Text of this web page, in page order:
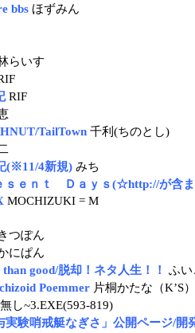
bbs ほずみん
らいす
RIF
TailTown 千利(ちのとし)
(※11/4新規) みち
ｓｅｎｔ Ｄａｙｓ(☆http://が含ま
MOCHIZUKI = M
つぽん
にぱん
good/脱却！ネタ人生！！
ふい
Poemmer 片桐かたな（K’S）
し~3.EXE(593-819)
実験哨戒艇なぎさ」公開ページ/開